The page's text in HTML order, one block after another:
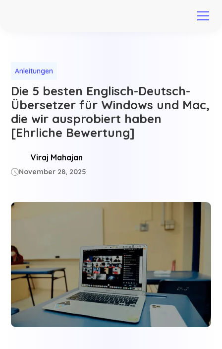
Anleitungen
Die 5 besten Englisch-Deutsch-
Übersetzer für Windows und Mac,
die wir ausprobiert haben
[Ehrliche Bewertung]
Viraj Mahajan
November 28, 2025